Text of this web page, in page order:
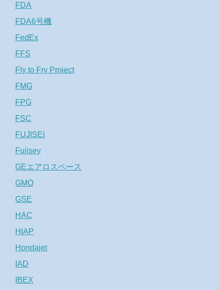
FDA
FDA6号機
FedEx
FFS
Fly to Fry Project
FMG
FPG
FSC
FUJISEI
Fujisey
GEエアロスペース
GMO
GSE
HAC
HIAP
Hondajet
IAD
IBEX